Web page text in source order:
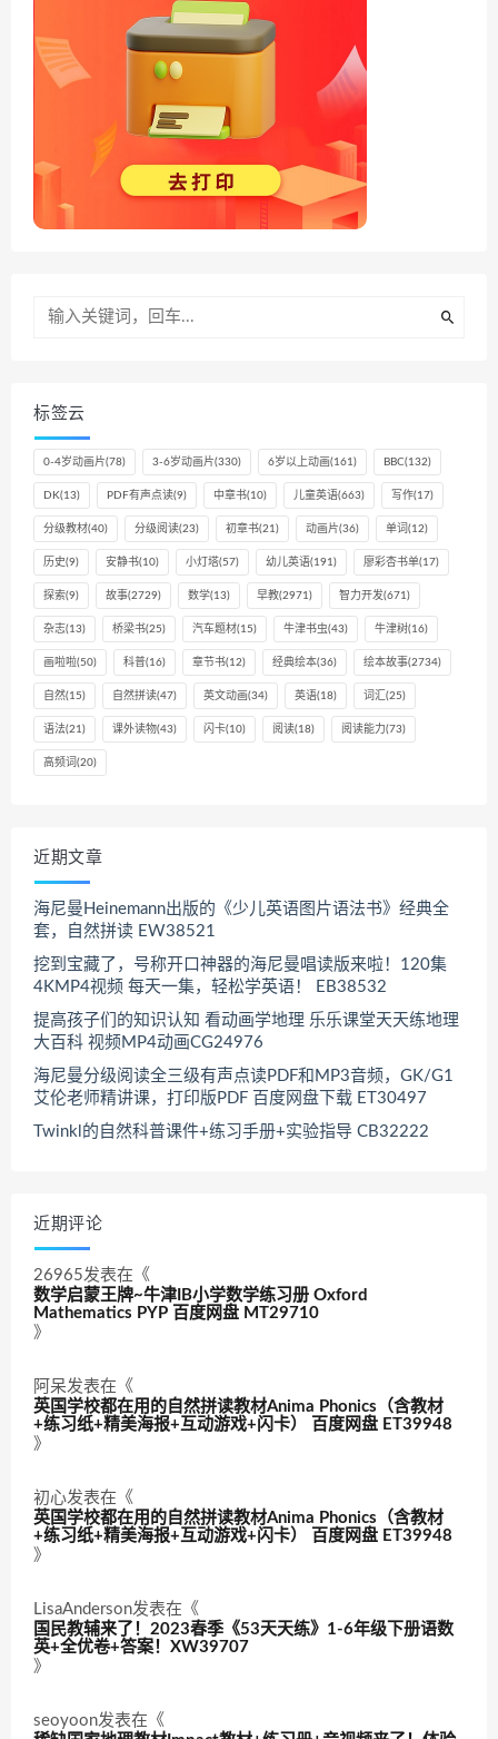
标签云
0-4岁动画片(78) 3-6岁动画片(330) 6岁以上动画(161) BBC(132)
DK(13) PDF有声点读(9) 中章书(10) 儿童英语(663) 写作(17)
分级教材(40) 分级阅读(23) 初章书(21) 动画片(36) 单词 (12)
历史(9) 安静书(10) 小灯塔(57) 幼儿英语(191) 廖彩杏书单(17)
探索(9) 故事(2729) 数学(13) 早教(2971) 智力开发(671)
杂志(13) 桥梁书(25) 汽车题材(15) 牛津书虫(43) 牛津树(16)
画啦啦(50) 科普(16) 章节书(12) 经典绘本(36) 绘本故事(2734)
自然(15) 自然拼读(47) 英文动画(34) 英语(18) 词汇 (25)
语法(21) 课外读物(43) 闪卡(10) 阅读(18) 阅读能力 (73)
高频词 (20)
近期文章
海尼曼Heinemann出版的《少儿英语图片语法书》经典全
套，自然拼读 EW38521
挖到宝藏了，号称开口神器的海尼曼唱读版来啦！120集
4KMP4视频 每天一集，轻松学英语！ EB38532
提高孩子们的知识认知 看动画学地理 乐乐课堂天天练地理
大百科 视频MP4动画CG24976
海尼曼分级阅读全三级有声点读PDF和MP3音频，GK/G1
艾伦老师精讲课，打印版PDF 百度网盘下载 ET30497
Twinkl的自然科普课件+练习手册+实验指导 CB32222
近期评论
26965发表在《
数学启蒙王牌~牛津IB小学数学练习册 Oxford
Mathematics PYP 百度网盘 MT29710
》
阿呆发表在《
英国学校都在用的自然拼读教材Anima Phonics（含教材
+练习纸+精美海报+互动游戏+闪卡） 百度网盘 ET39948
》
初心发表在《
英国学校都在用的自然拼读教材Anima Phonics（含教材
+练习纸+精美海报+互动游戏+闪卡） 百度网盘 ET39948
》
LisaAnderson发表在《
国民教辅来了！2023春季《53天天练》1-6年级下册语数
英+全优卷+答案！XW39707
》
seoyoon发表在《